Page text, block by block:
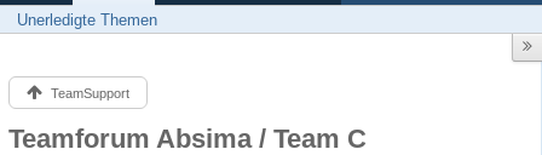
Unerledigte Themen
TeamSupport
Teamforum Absima / Team C